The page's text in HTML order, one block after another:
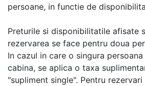
persoane, in functie de
Preturile si disponibilitatile afisate
rezervarea se face pentru doua
In cazul in care o singura
cabina, se aplica o taxa
"supliment single". Pentru